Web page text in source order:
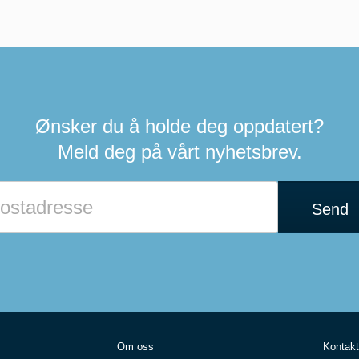
Ønsker du å holde deg oppdatert?
Meld deg på vårt nyhetsbrev.
Send
Om oss Kontakt